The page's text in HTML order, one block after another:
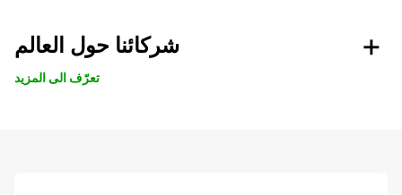
شركائنا حول العالم
تعرّف الى المزيد